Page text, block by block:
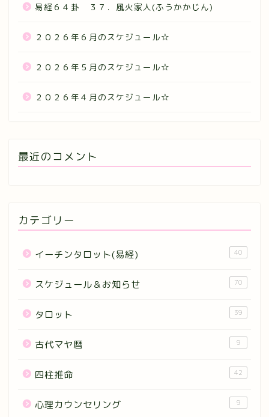
易経６４卦 ３７．風火家人(ふうかかじん)
２０２６年６月のスケジュール☆
２０２６年５月のスケジュール☆
２０２６年４月のスケジュール☆
最近のコメント
カテゴリー
イーチンタロット(易経) 40
スケジュール＆お知らせ 70
タロット 39
古代マヤ暦 9
四柱推命 42
心理カウンセリング 9